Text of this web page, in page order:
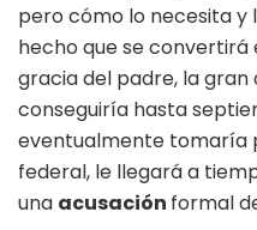
pero cómo lo necesita y
hecho que se
gracia del padre, la gran
conseguiría hasta
eventualmente tomaría
federal, le llegará a
una acusación formal